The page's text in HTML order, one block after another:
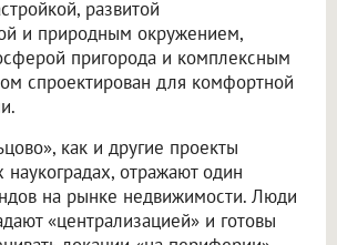
развитой
и природным окружением,
пригорода и комплексным
спроектирован для комфортной
как и другие проекты
наукоградах, отражают один
на рынке недвижимости. Люди
«централизацией» и готовы